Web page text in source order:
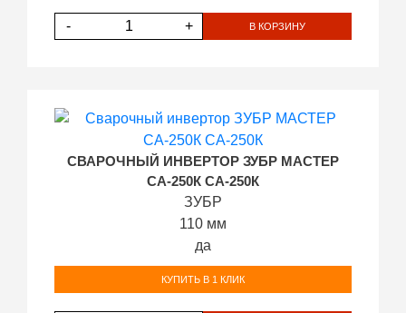
- + В КОРЗИНУ
СВАРОЧНЫЙ ИНВЕРТОР ЗУБР МАСТЕР
СА-250К СА-250К
ЗУБР
110 мм
да
КУПИТЬ В 1 КЛИК